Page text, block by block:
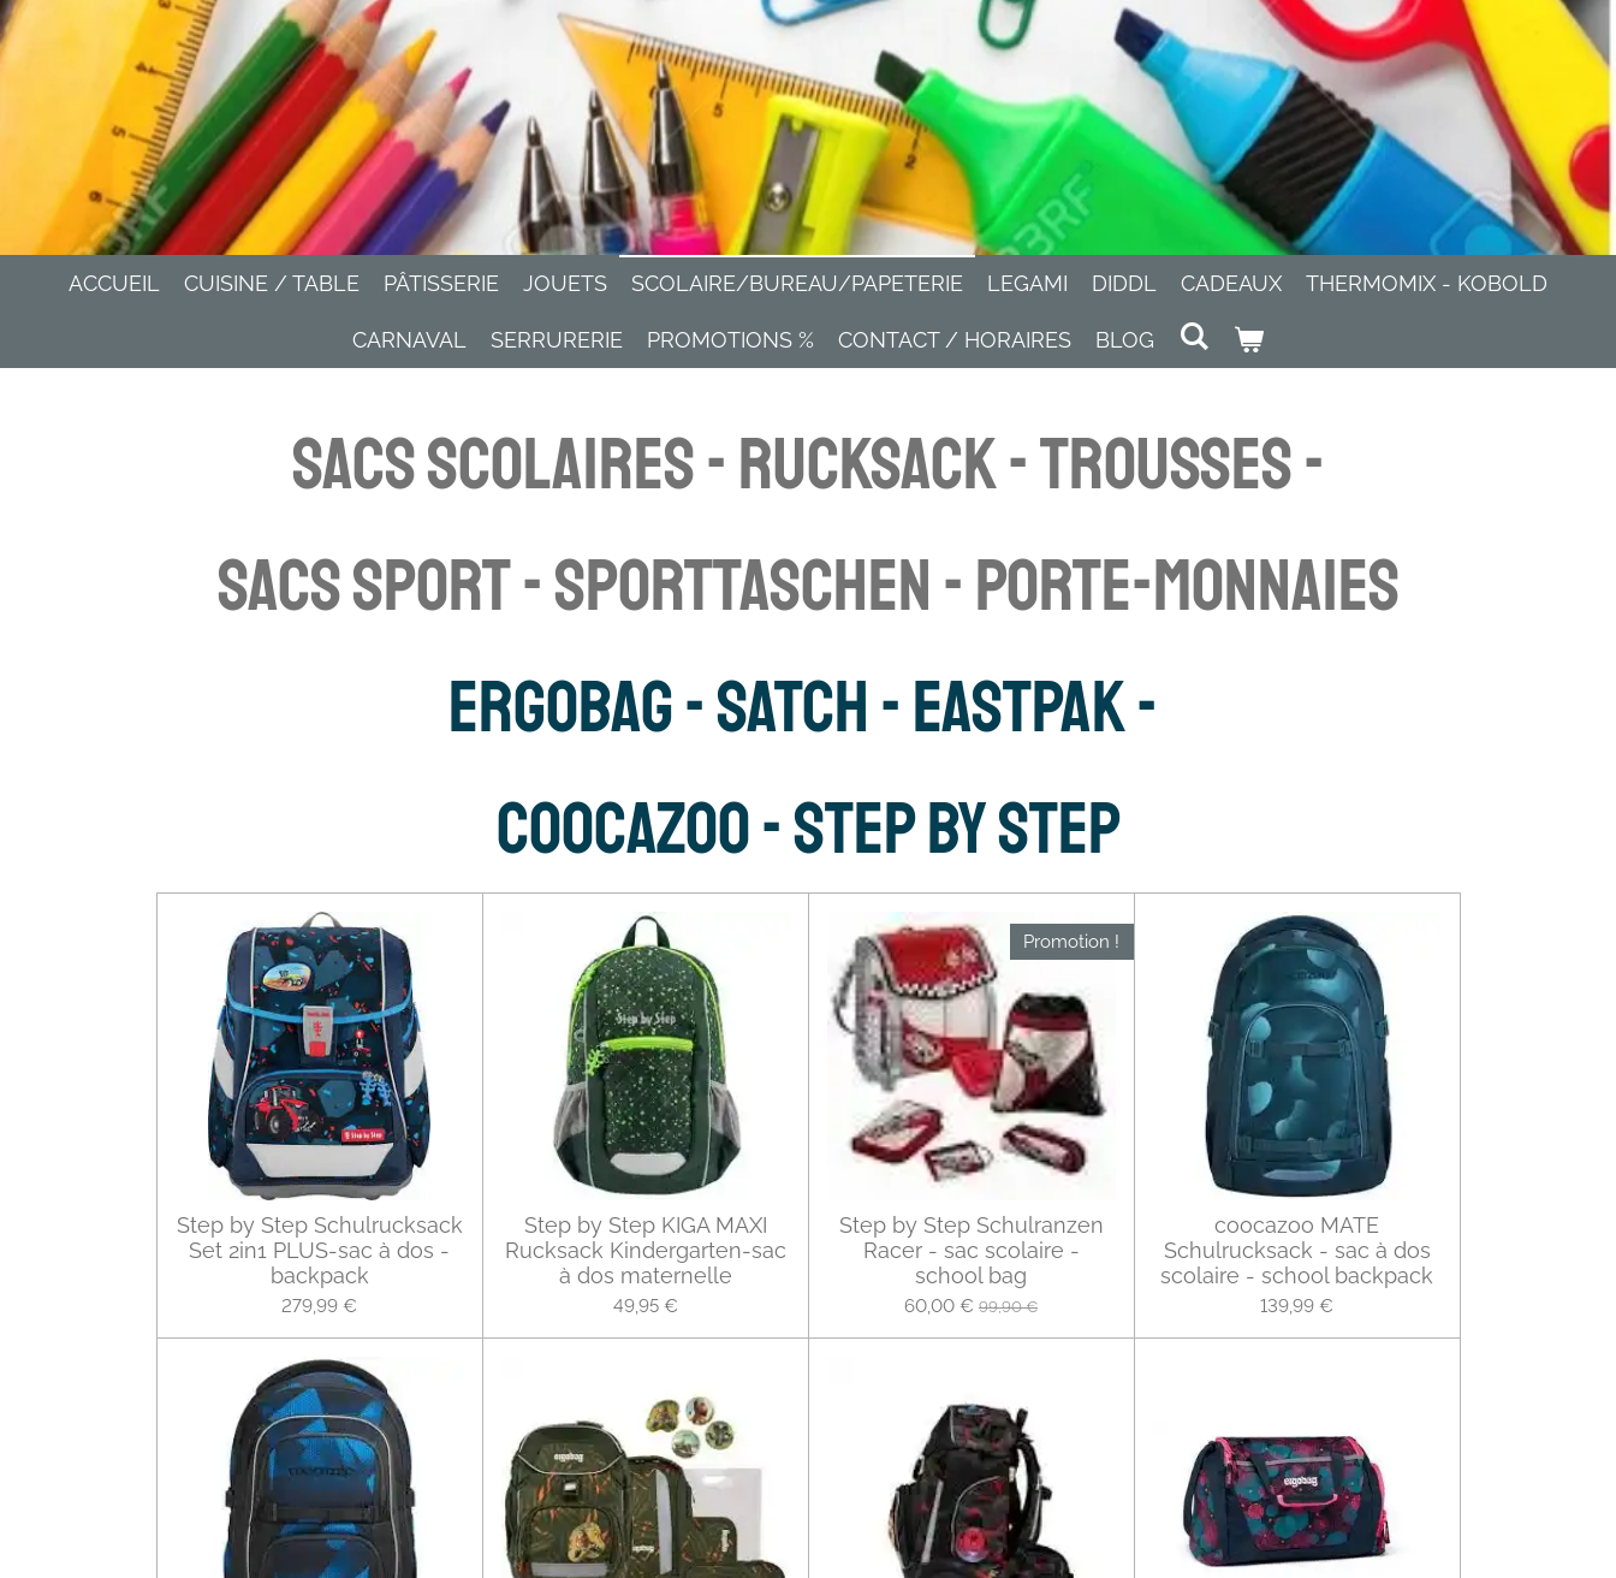
ACCUEIL CUISINE / TABLE PÂTISSERIE JOUETS SCOLAIRE/BUREAU/PAPETERIE LEGAMI DIDDL CADEAUX THERMOMIX - KOBOLD
CARNAVAL SERRURERIE PROMOTIONS % CONTACT / HORAIRES BLOG
Sacs scolaires - Rucksack - trousses -
sacs sport - Sporttaschen - PORTE-MONNAIES
ERGOBAG - SATCH - EASTPAK -
COOCAZOO -STEP BY STEP
Step by Step Schulrucksack
Set 2in1 PLUS-sac à dos -
backpack
279,99 €
Step by Step KIGA MAXI
Rucksack Kindergarten-sac
à dos maternelle
49,95 €
Promotion !
Step by Step Schulranzen
Racer - sac scolaire -
school bag
60,00 € 99,90 €
coocazoo MATE
Schulrucksack - sac à dos
scolaire - school backpack
139,99 €